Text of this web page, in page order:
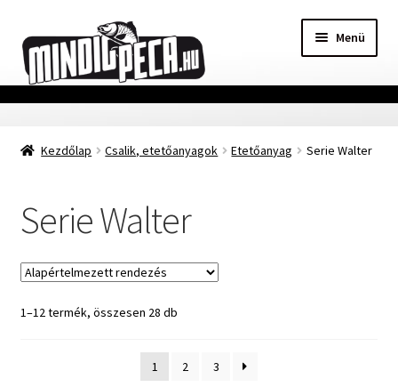
a
navigációhoz
a
tartalomba
Menü
Főoldal
Adatvédelmi nyilatkozat
Kezdőlap Csalik, etetőanyagok Etetőanyag Serie Walter
Serie Walter
1–12 termék, összesen 28 db
1 2 3